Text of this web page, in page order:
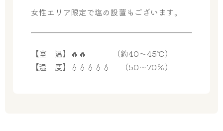
女性エリア限定で塩の設置もございます。
【室 温】🔥🔥 （約40～45℃）
【湿 度】💧💧💧💧💧 （50～70％）